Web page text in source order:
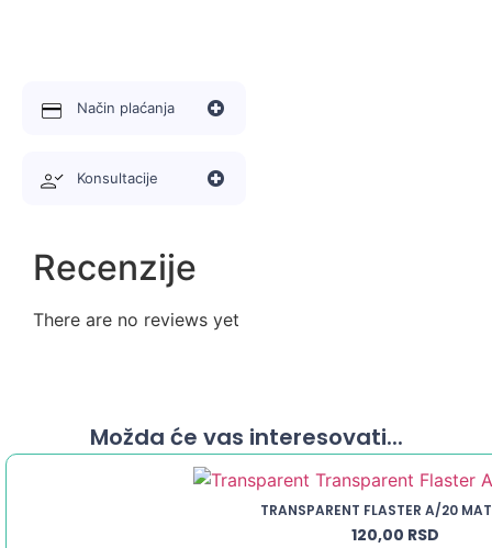
Način plaćanja
Konsultacije
Recenzije
There are no reviews yet
Možda će vas interesovati...
TRANSPARENT FLASTER A/20
120,00 RSD